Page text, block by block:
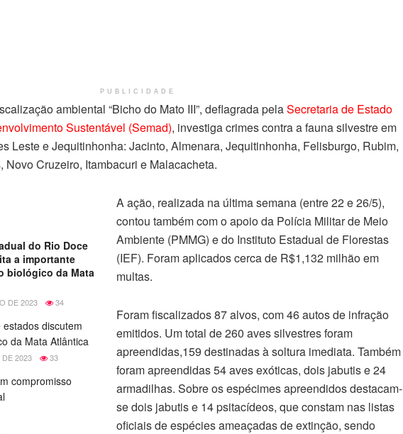
PUBLICIDADE
ambiental “Bicho do Mato III”, deflagrada pelaSecretaria de Estado
Sustentável (Semad), investiga crimes contra a fauna silvestre em
Leste e Jequitinhonha: Jacinto, Almenara, Jequitinhonha, Felisburgo, Rubim,
Cruzeiro, Itambacuri e Malacacheta.
do Rio Doce
a importante
biológico da Mata
DE 2023 34
discutem
da Mata Atlântica
2023 33
compromisso
A ação, realizada na última semana (entre 22 e 26/5),
contou também com o apoio da Polícia Militar de Meio
Ambiente (PMMG) e do Instituto Estadual de Florestas
(IEF). Foram aplicados cerca de R$1,132 milhão em
multas.
Foram fiscalizados 87 alvos, com 46 autos de infração
emitidos. Um total de 260 aves silvestres foram
apreendidas,159 destinadas à soltura imediata. Também
foram apreendidas 54 aves exóticas, dois jabutis e 24
armadilhas. Sobre os espécimes apreendidos destacam-
se dois jabutis e 14 psitacídeos, que constam nas listas
oficiais de espécies ameaçadas de extinção, sendo